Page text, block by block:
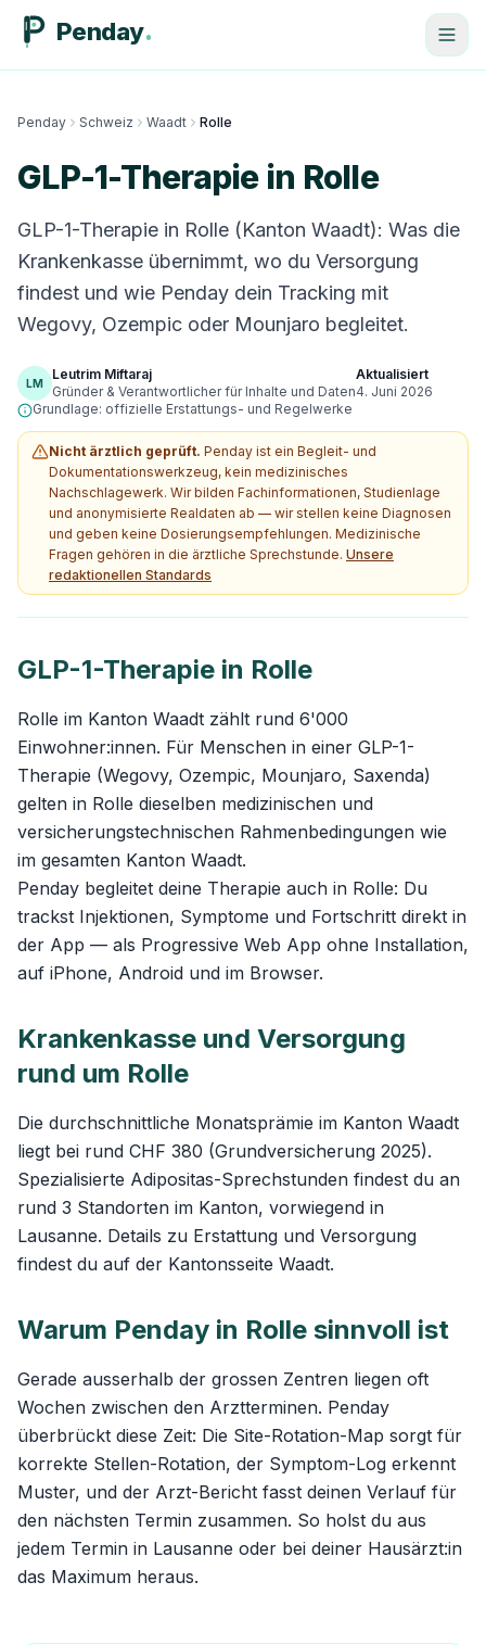
Penday
Penday Schweiz Waadt Rolle
GLP-1-Therapie in Rolle
GLP-1-Therapie in Rolle (Kanton Waadt): Was die
Krankenkasse übernimmt, wo du Versorgung
findest und wie Penday dein Tracking mit
Wegovy, Ozempic oder Mounjaro begleitet.
LM
Leutrim Miftaraj
Gründer & Verantwortlicher für Inhalte und Daten
Aktualisiert
4. Juni 2026
Grundlage: offizielle Erstattungs- und Regelwerke
Nicht ärztlich geprüft. Penday ist ein Begleit- und
Dokumentationswerkzeug, kein medizinisches
Nachschlagewerk. Wir bilden Fachinformationen, Studienlage
und anonymisierte Realdaten ab — wir stellen keine Diagnosen
und geben keine Dosierungsempfehlungen. Medizinische
Fragen gehören in die ärztliche Sprechstunde. Unsere
redaktionellen Standards
GLP-1-Therapie in Rolle
Rolle im Kanton Waadt zählt rund 6'000
Einwohner:innen. Für Menschen in einer GLP-1-
Therapie (Wegovy, Ozempic, Mounjaro, Saxenda)
gelten in Rolle dieselben medizinischen und
versicherungstechnischen Rahmenbedingungen wie
im gesamten Kanton Waadt.
Penday begleitet deine Therapie auch in Rolle: Du
trackst Injektionen, Symptome und Fortschritt direkt in
der App — als Progressive Web App ohne Installation,
auf iPhone, Android und im Browser.
Krankenkasse und Versorgung
rund um Rolle
Die durchschnittliche Monatsprämie im Kanton Waadt
liegt bei rund CHF 380 (Grundversicherung 2025).
Spezialisierte Adipositas-Sprechstunden findest du an
rund 3 Standorten im Kanton, vorwiegend in
Lausanne. Details zu Erstattung und Versorgung
findest du auf der Kantonsseite Waadt.
Warum Penday in Rolle sinnvoll ist
Gerade ausserhalb der grossen Zentren liegen oft
Wochen zwischen den Arztterminen. Penday
überbrückt diese Zeit: Die Site-Rotation-Map sorgt für
korrekte Stellen-Rotation, der Symptom-Log erkennt
Muster, und der Arzt-Bericht fasst deinen Verlauf für
den nächsten Termin zusammen. So holst du aus
jedem Termin in Lausanne oder bei deiner Hausärzt:in
das Maximum heraus.